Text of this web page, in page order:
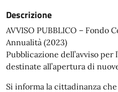
Descrizione
AVVISO PUBBLICO – Fondo
Annualità (2023)
Pubblicazione dell’avviso per
destinate all’apertura di
Si informa la cittadinanza